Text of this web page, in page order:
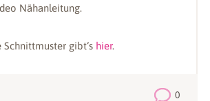
Nähanleitung.
Schnittmuster gibt‘s hier.
0